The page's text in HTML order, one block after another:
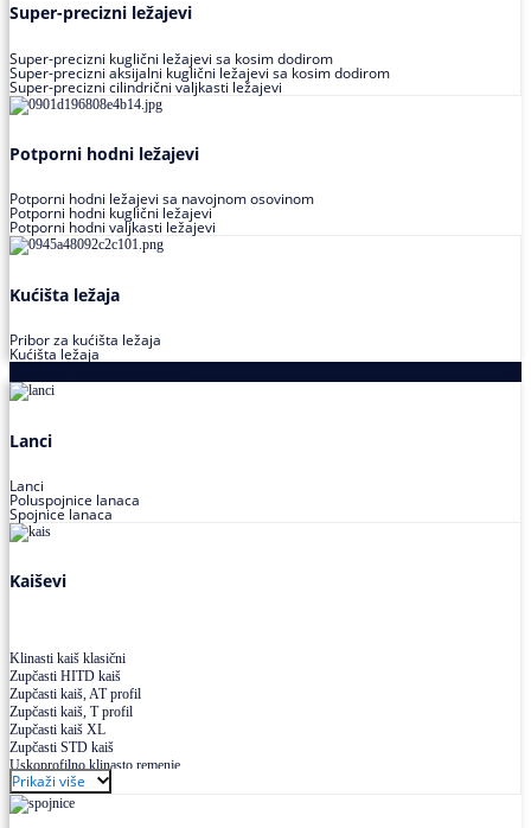
Super-precizni ležajevi
Super-precizni kuglični ležajevi sa kosim dodirom
Super-precizni aksijalni kuglični ležajevi sa kosim dodirom
Super-precizni cilindrični valjkasti ležajevi
Potporni hodni ležajevi
Potporni hodni ležajevi sa navojnom osovinom
Potporni hodni kuglični ležajevi
Potporni hodni valjkasti ležajevi
Kućišta ležaja
Pribor za kućišta ležaja
Kućišta ležaja
Lanci
Lanci
Poluspojnice lanaca
Spojnice lanaca
Kaiševi
Klinasti kaiš klasični
Zupčasti HITD kaiš
Zupčasti kaiš, AT profil
Zupčasti kaiš, T profil
Zupčasti kaiš XL
Zupčasti STD kaiš
Uskoprofilno klinasto remenje
Uskoprofilno klinasto remenje spojeno
Uskoprofilno klinasto remenje XP extra power
Višekanalno remenje PJ,PK
Prikaži više